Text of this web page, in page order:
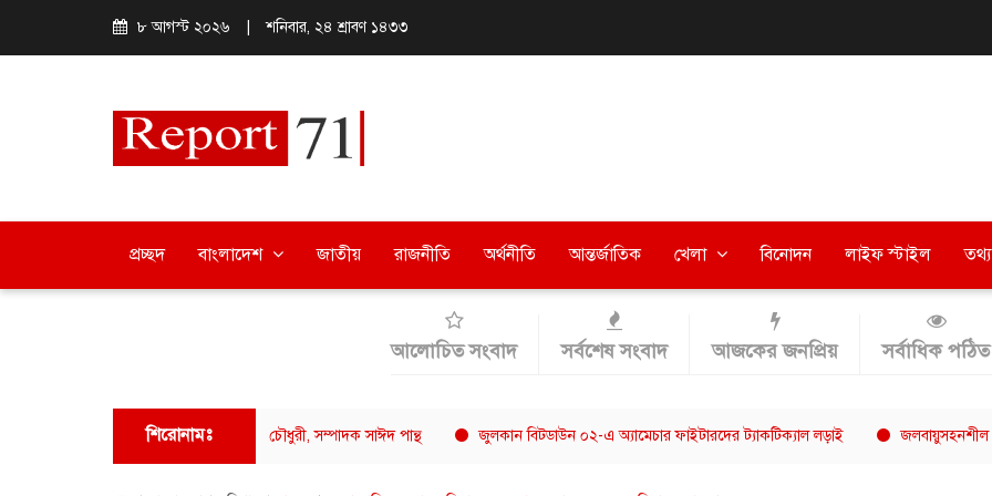
৮ আগস্ট ২০২৬ শনিবার, ২৪ শ্রাবণ ১৪৩৩
প্রচ্ছদ বাংলাদেশ জাতীয় রাজনীতি অর্থনীতি আন্তর্জাতিক খেলা বিনোদন লাইফ স্টাইল তথ্য
আলোচিত সংবাদ সর্বশেষ সংবাদ আজকের জনপ্রিয় সর্বাধিক পঠিত
শিরোনামঃ
ফোরামের সভাপতি সুমন চৌধুরী, সম্পাদক সাঈদ পান্থ জুলকান বিটডাউন ০২-এ অ্যামেচার ফাইটারদের ট্যাকটিক্যাল লড়াই জলবায়ুসহনশীল